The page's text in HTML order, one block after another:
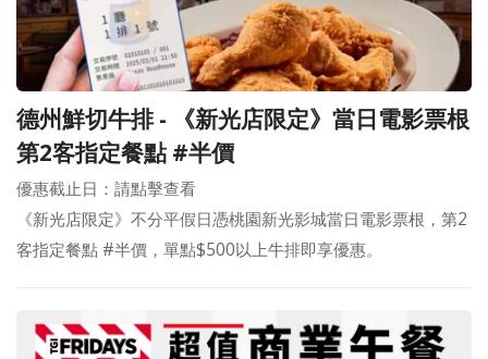
德州鮮切牛排 - 《新光店限定》當日電影票根
第2客指定餐點 #半價
優惠截止日：請點擊查看
《新光店限定》不分平假日憑桃園新光影城當日電影票根，第2
客指定餐點 #半價，單點$500以上牛排即享優惠。